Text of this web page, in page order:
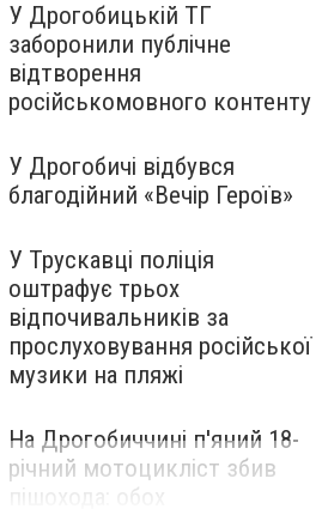
У Дрогобицькій ТГ
заборонили публічне
відтворення
російськомовного контенту
У Дрогобичі відбувся
благодійний «Вечір Героїв»
У Трускавці поліція
оштрафує трьох
відпочивальників за
прослуховування російської
музики на пляжі
На Дрогобиччині п'яний 18-
річний мотоцикліст збив
пішохода: обох